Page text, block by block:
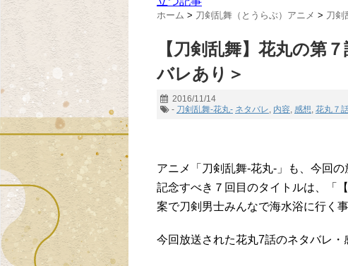
ホーム > 刀剣乱舞（とうらぶ）アニメ > 刀剣
【刀剣乱舞】花丸の第
バレあり＞
2016/11/14
- 刀剣乱舞-花丸- ネタバレ, 内容, 感想, 花丸７
アニメ「刀剣乱舞-花丸-」も、今回の
記念すべき７回目のタイトルは、「
案で刀剣男士みんなで海水浴に行く
今回放送された花丸7話のネタバレ・